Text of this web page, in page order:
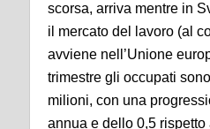
scorsa, arriva mentre in
il mercato del lavoro (al
avviene nell’Unione
trimestre gli occupati
milioni, con una
annua e dello 0,5